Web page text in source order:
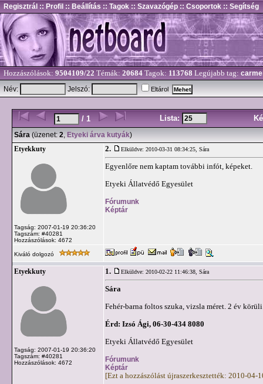
Regisztrál :: Profil :: Beállítás :: Tagok :: Szavazógép :: Csoportok :: Segítség
Hozzászólások: 9504109/22 Témák: 20684 Tagok: 113768 Legújabb tag:
Név:
Jelszó: Eltárol
/ 1 Lista:
Sára (üzenet: 2, Etyeki árva kutyák)
Etyekkuty
Tagság: 2007-01-19 20:36:20
Tagszám: #40281
Hozzászólások: 4672
2. Elküldve: 2010-03-31 08:34:25, Sára
Egyenlőre nem kaptam további infót, képeket.
Etyeki Állatvédő Egyesület
Fórumunk
Képtár
Kiváló dolgozó
Etyekkuty
Tagság: 2007-01-19 20:36:20
Tagszám: #40281
Hozzászólások: 4672
1. Elküldve: 2010-02-22 11:46:38, Sára
Sára
Fehér-barna foltos szuka, vizsla méret. 2 év
Érd: Izsó Ági, 06-30-434 8080
Etyeki Állatvédő Egyesület
Fórumunk
Képtár
[Ezt a hozzászólást újraszerkesztették: 2010-04-